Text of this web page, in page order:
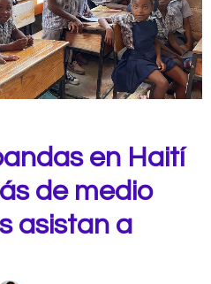
en Haití
de medio
asistan a